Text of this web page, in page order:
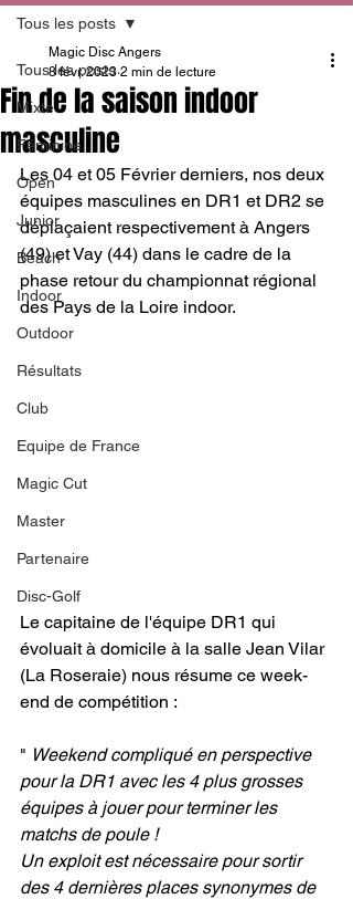
Tous les posts
Mixte
Féminine
Open
Junior
Beach
Indoor
Outdoor
Résultats
Club
Equipe de France
Magic Cut
Master
Partenaire
Disc-Golf
Tous les posts
Fin de la saison indoor
masculine
Magic Disc Angers
8 févr. 2023 2 min de lecture
Les 04 et 05 Février derniers, nos deux
équipes masculines en DR1 et DR2 se
déplaçaient respectivement à Angers
(49) et Vay (44) dans le cadre de la
phase retour du championnat régional
des Pays de la Loire indoor.
Le capitaine de l'équipe DR1 qui
évoluait à domicile à la salle Jean Vilar
(La Roseraie) nous résume ce week-
end de compétition :
" Weekend compliqué en perspective
pour la DR1 avec les 4 plus grosses
équipes à jouer pour terminer les
matchs de poule !
Un exploit est nécessaire pour sortir
des 4 dernières places synonymes de